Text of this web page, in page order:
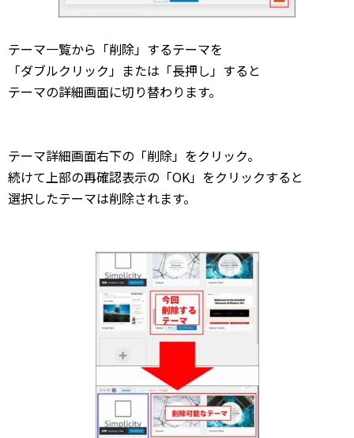
テーマ一覧から「削除」するテーマを
「ダブルクリック」または「長押し」すると
テーマの詳細画面に切り替わります。
テーマ詳細画面右下の「削除」をクリック。
続けて上部の再確認表示の「OK」をクリックすると
選択したテーマは削除されます。